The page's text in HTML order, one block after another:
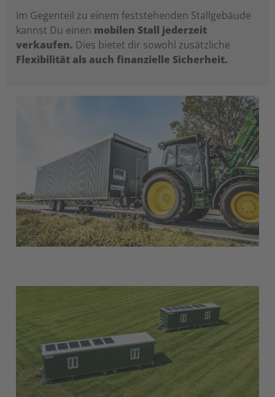
Im Gegenteil zu einem feststehenden Stallgebäude
kannst Du einen mobilen Stall jederzeit
verkaufen. Dies bietet dir sowohl zusätzliche
Flexibilität als auch finanzielle Sicherheit.